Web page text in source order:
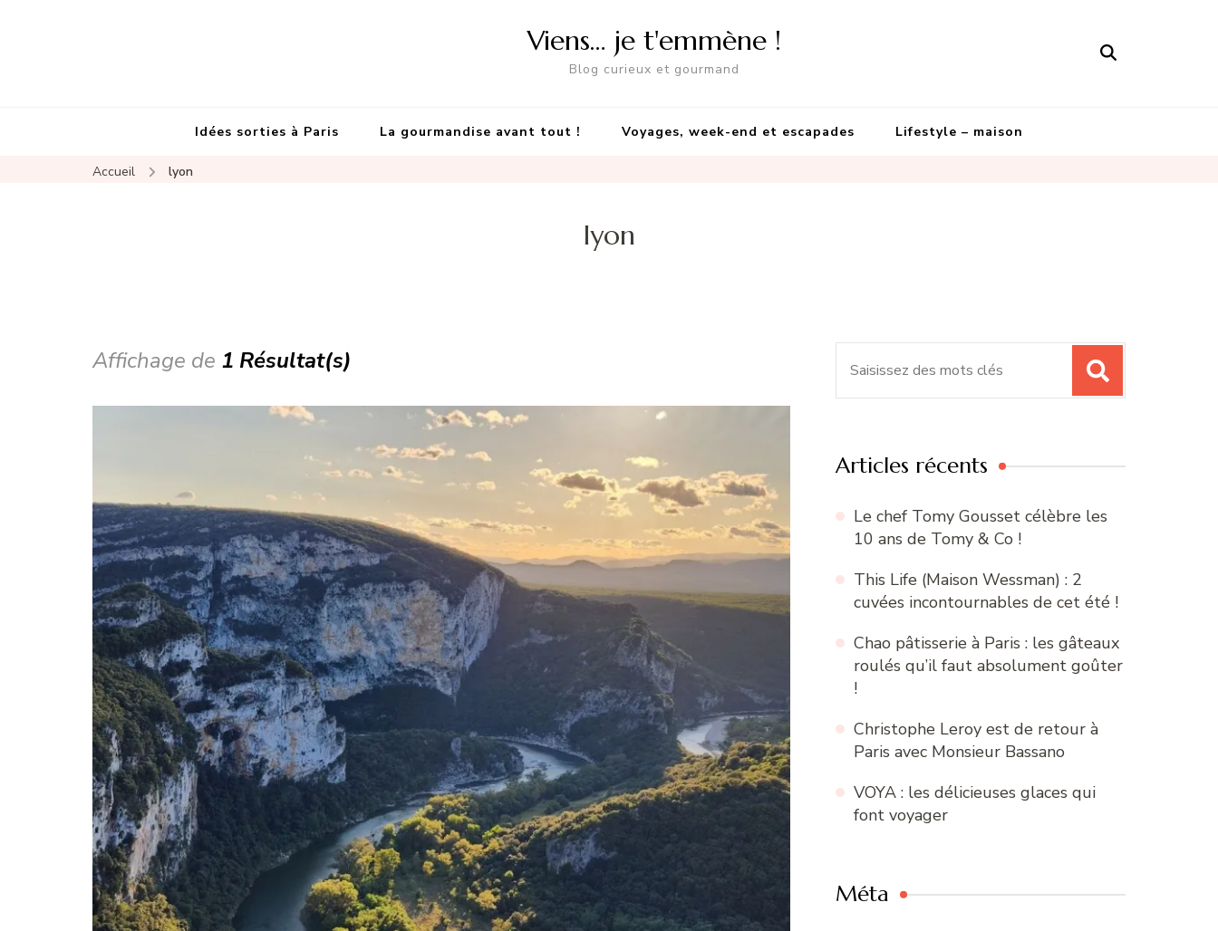
Viens… je t'emmène !
Blog curieux et gourmand
Idées sorties à Paris La gourmandise avant tout ! Voyages, week-end et escapades Lifestyle – maison
Accueil lyon
lyon
Affichage de 1 Résultat(s)
Articles récents
Le chef Tomy Gousset célèbre les
10 ans de Tomy & Co !
This Life (Maison Wessman) : 2
cuvées incontournables de cet été !
Chao pâtisserie à Paris : les gâteaux
roulés qu’il faut absolument goûter
!
Christophe Leroy est de retour à
Paris avec Monsieur Bassano
VOYA : les délicieuses glaces qui
font voyager
Méta